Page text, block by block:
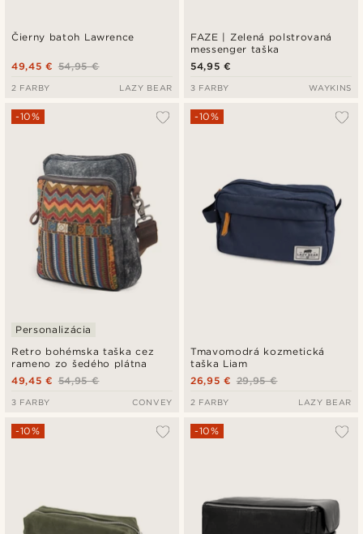
Čierny batoh Lawrence
54,95 €
49,45 €
2 FARBY LAZY BEAR
FAZE | Zelená polstrovaná
messenger taška
54,95 €
3 FARBY WAYKINS
Retro bohémska taška cez
rameno zo šedého plátna
-10%
Personalizácia
54,95 €
49,45 €
3 FARBY CONVEY
Tmavomodrá kozmetická
taška Liam
-10%
29,95 €
26,95 €
2 FARBY LAZY BEAR
-10% -10%